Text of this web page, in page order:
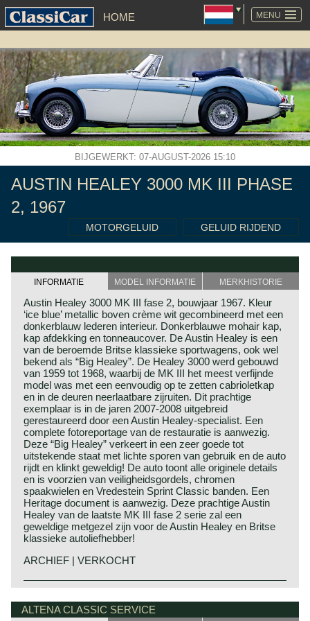
MENU
HOME
NAVIGATIE
OVERSLAAN
BIJGEWERKT: 07-AUGUST-2026 15:10
AUSTIN HEALEY 3000 MK III PHASE
2, 1967
MOTORGELUID GELUID RIJDEND
INFORMATIE MODEL INFORMATIE MERKHISTORIE
Austin Healey 3000 MK III fase 2, bouwjaar 1967. Kleur
‘ice blue’ metallic boven crème wit gecombineerd met een
donkerblauw lederen interieur. Donkerblauwe mohair kap,
kap afdekking en tonneaucover. De Austin Healey is een
van de beroemde Britse klassieke sportwagens, ook wel
bekend als “Big Healey”. De Healey 3000 werd gebouwd
van 1959 tot 1968, waarbij de MK III het meest verfijnde
model was met een eenvoudig op te zetten cabrioletkap
en in de deuren neerlaatbare zijruiten. Dit prachtige
exemplaar is in de jaren 2007-2008 uitgebreid
gerestaureerd door een Austin Healey-specialist. Een
complete fotoreportage van de restauratie is aanwezig.
Deze “Big Healey” verkeert in een zeer goede tot
uitstekende staat met lichte sporen van gebruik en de auto
rijdt en klinkt geweldig! De auto toont alle originele details
en is voorzien van veiligheidsgordels, chromen
spaakwielen en Vredestein Sprint Classic banden. Een
Heritage document is aanwezig. Deze prachtige Austin
Healey van de laatste MK III fase 2 serie zal een
geweldige metgezel zijn voor de Austin Healey en Britse
klassieke autoliefhebber!
ARCHIEF | VERKOCHT
Austin ontdekte de Healey voorafgaand aan de "Earls
Healey motor corporation.
Austin Healey historie
Geestelijk vader van de "Austin" Healey was Donald
ALTENA CLASSIC SERVICE